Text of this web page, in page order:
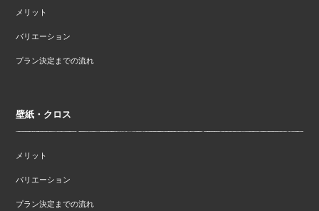
メリット
バリエーション
プラン決定までの流れ
壁紙・クロス
メリット
バリエーション
プラン決定までの流れ